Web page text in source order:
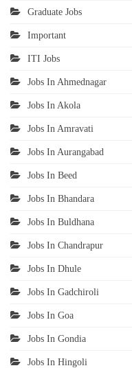
Graduate Jobs
Important
ITI Jobs
Jobs In Ahmednagar
Jobs In Akola
Jobs In Amravati
Jobs In Aurangabad
Jobs In Beed
Jobs In Bhandara
Jobs In Buldhana
Jobs In Chandrapur
Jobs In Dhule
Jobs In Gadchiroli
Jobs In Goa
Jobs In Gondia
Jobs In Hingoli